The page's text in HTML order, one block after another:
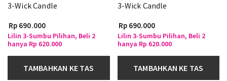
3-Wick Candle
Rp 690.000
Lilin 3-Sumbu Pilihan, Beli 2
hanya Rp 620.000
TAMBAHKAN KE TAS
3-Wick Candle
Rp 690.000
Lilin 3-Sumbu Pilihan, Beli 2
hanya Rp 620.000
TAMBAHKAN KE TAS